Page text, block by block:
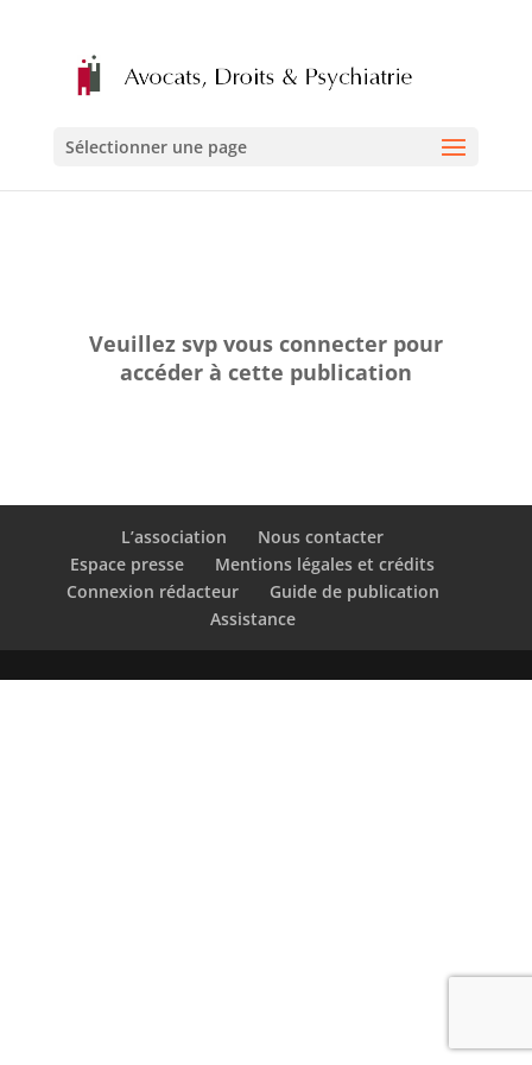
Sélectionner une page
Veuillez svp vous connecter pour
accéder à cette publication
L’association
Nous contacter
Espace presse
Mentions légales et crédits
Connexion rédacteur
Guide de publication
Assistance